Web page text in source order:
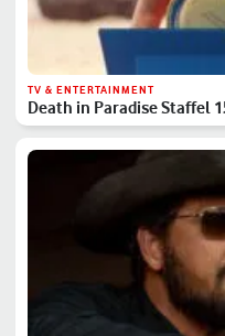
TV & ENTERTAINMENT
Death in Paradise Staffel